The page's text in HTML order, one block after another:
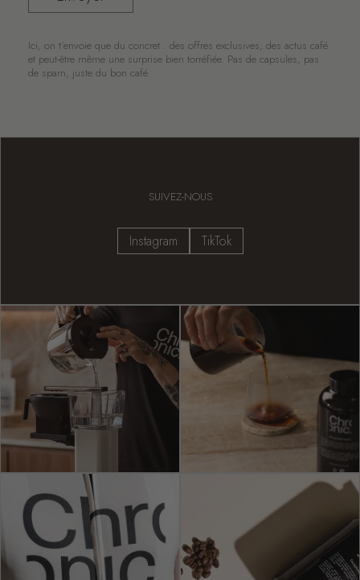
Ici, on t’envoie que du concret : des offres exclusives, des actus café
et peut-être même une surprise bien torréfiée. Pas de capsules, pas
de spam, juste du bon café.
SUIVEZ-NOUS
Instagram TikTok